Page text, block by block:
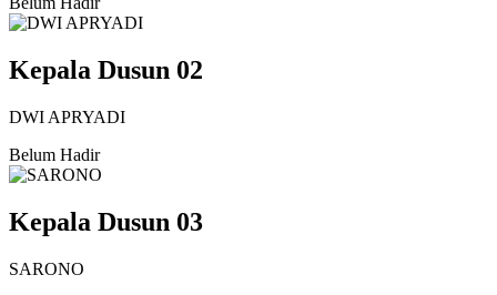
Kepala Dusun 02
DWI APRYADI
Belum Hadir
Kepala Dusun 03
SARONO